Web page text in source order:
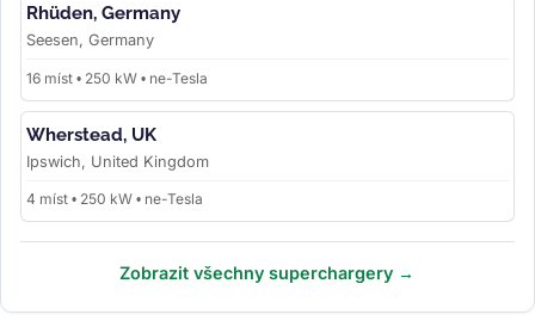
Rhüden, Germany
Seesen, Germany
16 míst • 250 kW • ne-Tesla
Wherstead, UK
Ipswich, United Kingdom
4 míst • 250 kW • ne-Tesla
Zobrazit všechny superchargery →